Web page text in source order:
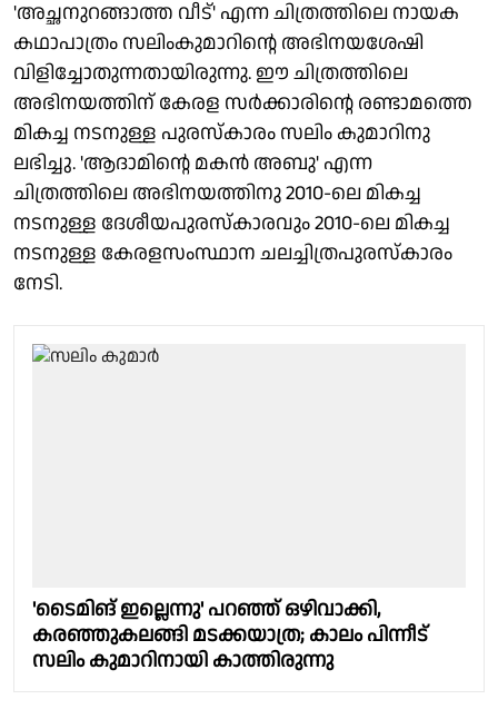
'അച്ഛനുറങ്ങാത്ത വീട്' എന്ന ചിത്രത്തിലെ നായക
കഥാപാത്രം സലിംകുമാറിന്റെ അഭിനയശേഷി
വിളിച്ചോതുന്നതായിരുന്നു. ഈ ചിത്രത്തിലെ
അഭിനയത്തിന് കേരള സർക്കാരിന്റെ രണ്ടാമത്തെ
മികച്ച നടനുള്ള പുരസ്കാരം സലിം കുമാറിനു
ലഭിച്ചു. 'ആദാമിന്റെ മകൻ അബു' എന്ന
ചിത്രത്തിലെ അഭിനയത്തിനു 2010-ലെ മികച്ച
നടനുള്ള ദേശീയപുരസ്കാരവും 2010-ലെ മികച്ച
നടനുള്ള കേരളസംസ്ഥാന ചലച്ചിത്രപുരസ്കാരം
നേടി.
'ടൈമിങ് ഇല്ലെന്നു' പറഞ്ഞ് ഒഴിവാക്കി,
കരഞ്ഞുകലങ്ങി മടക്കയാത്ര; കാലം പിന്നീട്
സലിം കുമാറിനായി കാത്തിരുന്നു